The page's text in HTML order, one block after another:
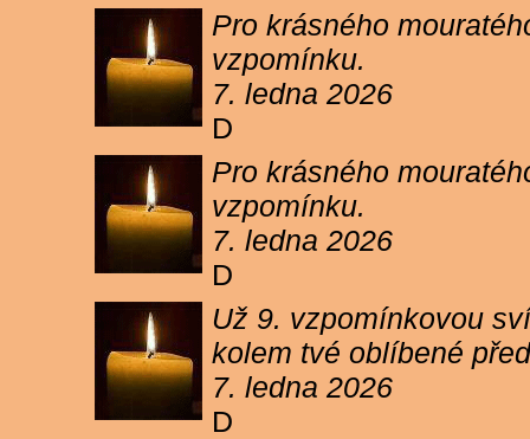
Pro krásného
vzpomínku.
7. ledna 2026
D
Pro krásného
vzpomínku.
7. ledna 2026
D
Už 9. vzpomínkovou
kolem tvé oblíbené
7. ledna 2026
D